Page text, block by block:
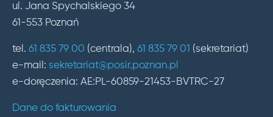
ul. Jana Spychalskiego 34
61-553 Poznań
tel. 61 835 79 00 (centrala), 61 835 79 01 (sekretariat)
e-mail: sekretariat@posir.poznan.pl
e-doręczenia: AE:PL-60859-21453-BVTRC-27
Dane do fakturowania